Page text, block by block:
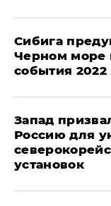
Сибига
Черном море
события 2022
Запад
Россию для
установок